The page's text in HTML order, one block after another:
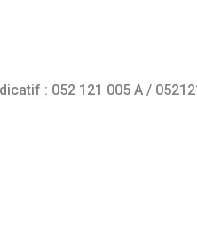
: 052 121 005 A /